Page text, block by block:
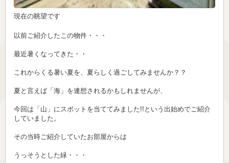
以前ご紹介したこの物件・・・
最近暑くなってきた・・
これからくる暑い夏を、夏らしく過ごしてみませんか？？
夏と言えば「海」を連想されるかもしれませんが、
今回は「山」にスポットを当ててみました!!という出始めでご紹介
していました。
その当時ご紹介していたお部屋からは
うっそうとした緑・・・
現在の眺望です